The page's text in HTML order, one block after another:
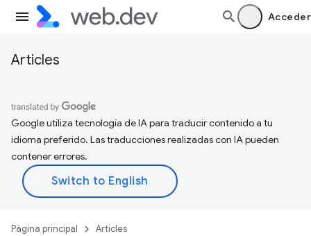
Acceder
Articles
Google utiliza tecnología de IA para traducir contenido a tu
idioma preferido. Las traducciones realizadas con IA pueden
contener errores.
Página principal Articles